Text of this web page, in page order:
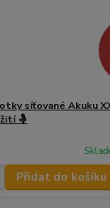
síťované Akuku
🤱
Přidat do košíku